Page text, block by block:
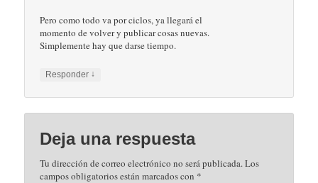
Pero como todo va por ciclos, ya llegará el
momento de volver y publicar cosas nuevas.
Simplemente hay que darse tiempo.
Responder ↓
Deja una respuesta
Tu dirección de correo electrónico no será publicada.Los
campos obligatorios están marcados con *